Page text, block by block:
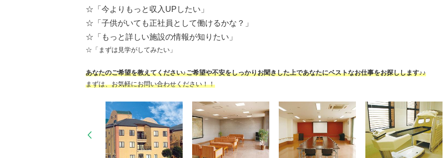
☆「今よりもっと収入UPしたい」
☆「子供がいても正社員として働けるかな？」
☆「もっと詳しい施設の情報が知りたい」
☆「まずは見学がしてみたい」
あなたのご希望を教えてください♪ご希望や不安をしっかりお聞きした上であなたにベストなお仕事をお探しします♪♪
まずは、お気軽にお問い合わせください！！